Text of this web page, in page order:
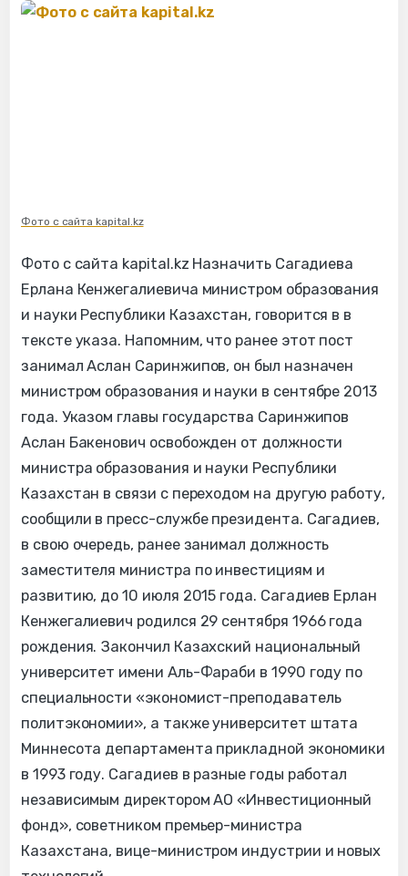
Фото с сайта kapital.kz
Фото с сайта kapital.kz Назначить Сагадиева
Ерлана Кенжегалиевича министром образования
и науки Республики Казахстан, говорится в в
тексте указа. Напомним, что ранее этот пост
занимал Аслан Саринжипов, он был назначен
министром образования и науки в сентябре 2013
года. Указом главы государства Саринжипов
Аслан Бакенович освобожден от должности
министра образования и науки Республики
Казахстан в связи с переходом на другую работу,
сообщили в пресс-службе президента. Сагадиев,
в свою очередь, ранее занимал должность
заместителя министра по инвестициям и
развитию, до 10 июля 2015 года. Сагадиев Ерлан
Кенжегалиевич родился 29 сентября 1966 года
рождения. Закончил Казахский национальный
университет имени Аль-Фараби в 1990 году по
специальности «экономист-преподаватель
политэкономии», а также университет штата
Миннесота департамента прикладной экономики
в 1993 году. Сагадиев в разные годы работал
независимым директором АО «Инвестиционный
фонд», советником премьер-министра
Казахстана, вице-министром индустрии и новых